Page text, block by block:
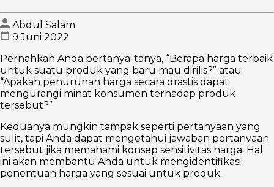
Abdul Salam
9 Juni 2022
Pernahkah Anda bertanya-tanya, “Berapa harga terbaik
untuk suatu produk yang baru mau dirilis?” atau
“Apakah penurunan harga secara drastis dapat
mengurangi minat konsumen terhadap produk
tersebut?”
Keduanya mungkin tampak seperti pertanyaan yang
sulit, tapi Anda dapat mengetahui jawaban pertanyaan
tersebut jika memahami konsep sensitivitas harga. Hal
ini akan membantu Anda untuk mengidentifikasi
penentuan harga yang sesuai untuk produk.